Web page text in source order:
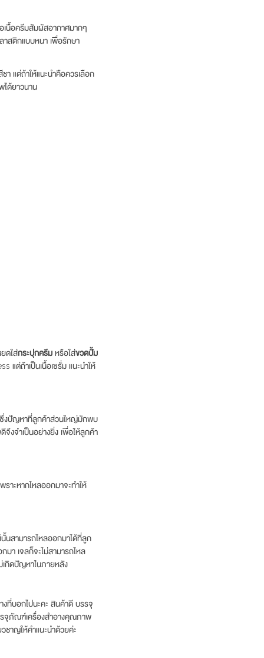
อเนื้อครีมสัมผัสอากาศมากๆ
าสติกแบบหนา เพื่อรักษา
า แต่ถ้าให้แนะนำคือควรเลือก
ได้ยาวนาน
ดใส่กระปุกครีม หรือใส่ขวดปั้ม
แต่ถ้าเป็นเนื้อเซรั่ม แนะนำให้
ซึ่งปัญหาที่ลูกค้าส่วนใหญ่มักพบ
งจำเป็นอย่างยิ่ง เพื่อให้ลูกค้า
าะหากไหลออกมาจะทำให้
สามารถไหลออกมาได้ที่ลูก
มา เจลก็จะไม่สามารถไหล
กิดปัญหาในภายหลัง
งที่บอกไปนะคะ สินค้าดี บรรจุ
รจุภัณฑ์เครื่องสำอางคุณภาพ
าญให้คำแนะนำด้วยค่ะ